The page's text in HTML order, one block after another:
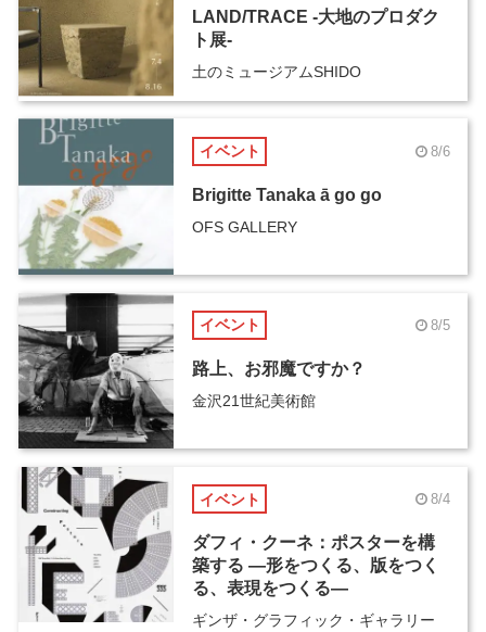
LAND/TRACE -大地のプロダク
ト展-
土のミュージアムSHIDO
イベント 8/6
Brigitte Tanaka ā go go
OFS GALLERY
イベント 8/5
路上、お邪魔ですか？
金沢21世紀美術館
イベント 8/4
ダフィ・クーネ：ポスターを構
築する ―形をつくる、版をつく
る、表現をつくる―
ギンザ・グラフィック・ギャラリー